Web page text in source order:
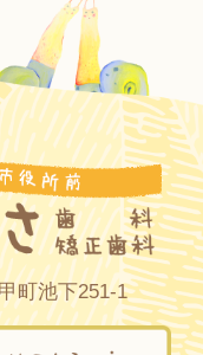
町池下251-1